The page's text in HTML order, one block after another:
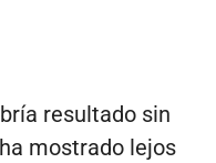
resultado sin
mostrado lejos